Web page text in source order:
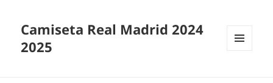
Camiseta Real Madrid 2024
2025